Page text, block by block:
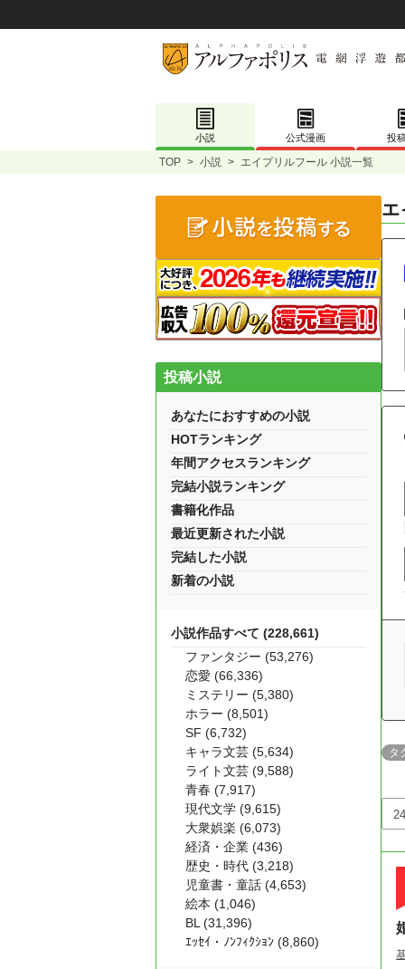
小説 公式漫画 投
TOP > 小説 > エイプリルフール 小説一覧
エ
タ
投稿小説
あなたにおすすめの小説
HOTランキング
年間アクセスランキング
完結小説ランキング
書籍化作品
最近更新された小説
完結した小説
新着の小説
小説作品すべて (228,661)
ファンタジー (53,276)
恋愛 (66,336)
ミステリー (5,380)
ホラー (8,501)
SF (6,732)
キャラ文芸 (5,634)
ライト文芸 (9,588)
青春 (7,917)
現代文学 (9,615)
大衆娯楽 (6,073)
経済・企業 (436)
歴史・時代 (3,218)
児童書・童話 (4,653)
絵本 (1,046)
BL (31,396)
ｴｯｾｲ・ﾉﾝﾌｨｸｼｮﾝ (8,860)